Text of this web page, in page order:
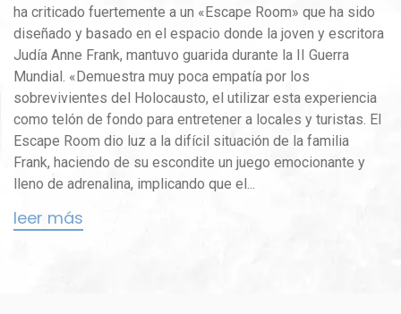
ha criticado fuertemente a un «Escape Room» que ha sido
diseñado y basado en el espacio donde la joven y escritora
Judía Anne Frank, mantuvo guarida durante la II Guerra
Mundial. «Demuestra muy poca empatía por los
sobrevivientes del Holocausto, el utilizar esta experiencia
como telón de fondo para entretener a locales y turistas. El
Escape Room dio luz a la difícil situación de la familia
Frank, haciendo de su escondite un juego emocionante y
lleno de adrenalina, implicando que el...
leer más